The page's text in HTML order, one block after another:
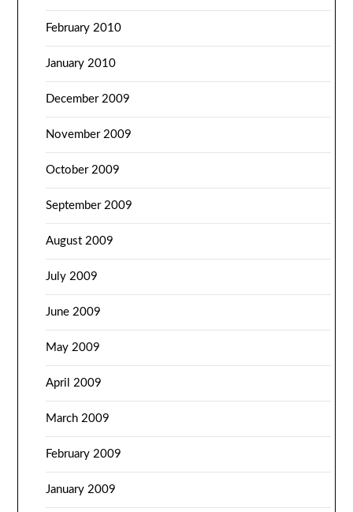
February 2010
January 2010
December 2009
November 2009
October 2009
September 2009
August 2009
July 2009
June 2009
May 2009
April 2009
March 2009
February 2009
January 2009